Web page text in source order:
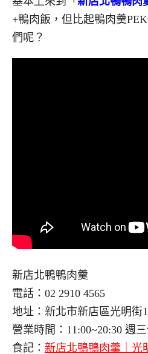
+鴨肉飯，但比起鴨肉羹
們呢？
新店北鴨鴨肉羹
電話：02 2910 4565
地址：新北市新店區光明街
營業時間：11:00~20:30 週
食記： 新店北鴨鴨肉羹｜光